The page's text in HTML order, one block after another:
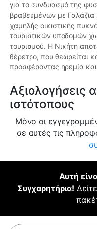
για το συνδυασμό της
βραβευμένων με Γαλάζια
χαμηλής οικιστικής
τουριστικών υποδομών
τουρισμού. Η Νικήτη
θέρετρο, που θεωρείται
προσφέροντας ηρεμία
Αξιολογήσεις
ιστότοπους
Μόνο οι
σε αυτές τις
Αυτή
Συγχαρητήρια!